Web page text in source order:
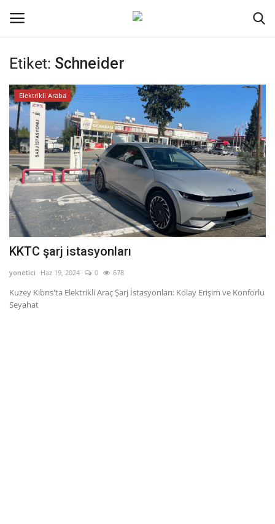
Oturum aç
Ana Sayfa
İletişim
Genel
Kodlama
Kripto Para
Dil
Etiket: Schneider
Elektrikli Araba
KKTC şarj istasyonları
yonetici Haz 19, 2024 0 678
Kuzey Kıbrıs'ta Elektrikli Araç Şarj İstasyonları: Kolay Erişim ve Konforlu
Seyahat